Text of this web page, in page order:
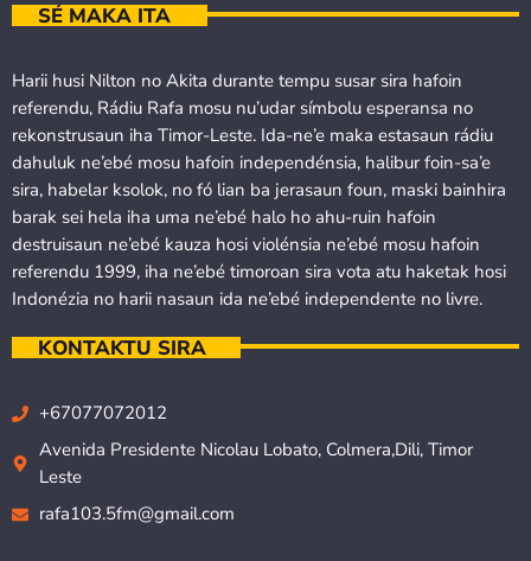
SÉ MAKA ITA
Harii husi Nilton no Akita durante tempu susar sira hafoin
referendu, Rádiu Rafa mosu nu’udar símbolu esperansa no
rekonstrusaun iha Timor-Leste. Ida-ne’e maka estasaun rádiu
dahuluk ne’ebé mosu hafoin independénsia, halibur foin-sa’e
sira, habelar ksolok, no fó lian ba jerasaun foun, maski bainhira
barak sei hela iha uma ne’ebé halo ho ahu-ruin hafoin
destruisaun ne’ebé kauza hosi violénsia ne’ebé mosu hafoin
referendu 1999, iha ne’ebé timoroan sira vota atu haketak hosi
Indonézia no harii nasaun ida ne’ebé independente no livre.
KONTAKTU SIRA
+67077072012
Avenida Presidente Nicolau Lobato, Colmera,Dili, Timor
Leste
rafa103.5fm@gmail.com